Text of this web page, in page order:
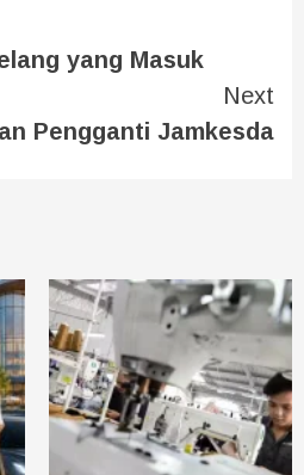
yang Masuk
Next
Pengganti Jamkesda